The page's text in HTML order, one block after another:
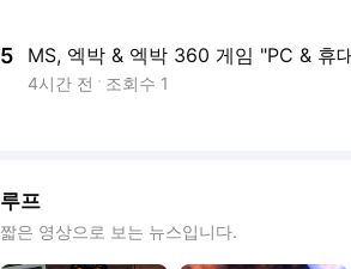
5 MS, 엑박 & 엑박 360 게임 "PC & 휴
4시간 전 조회수 1
루프
짧은 영상으로 보는 뉴스입니다.